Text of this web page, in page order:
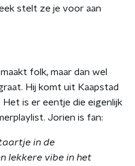
stelt ze je voor aan
folk, maar dan wel
Hij komt uit Kaapstad
Het is er eentje die eigenlijk
Jorien is fan:
in de
lekkere vibe in het